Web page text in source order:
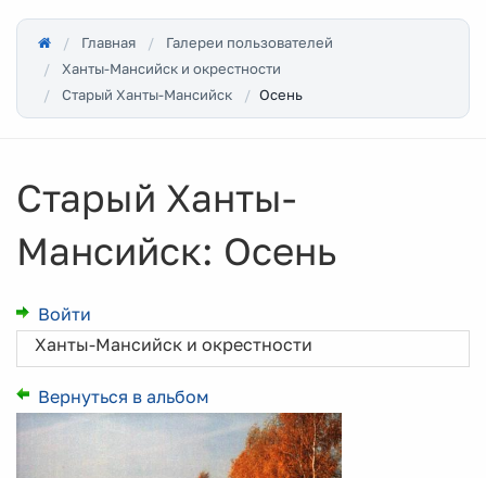
Главная
Галереи пользователей
Ханты-Мансийск и окрестности
Старый Ханты-Мансийск
Осень
Старый Ханты-
Мансийск: Осень
Войти
Ханты-Мансийск и окрестности
Вернуться в альбом